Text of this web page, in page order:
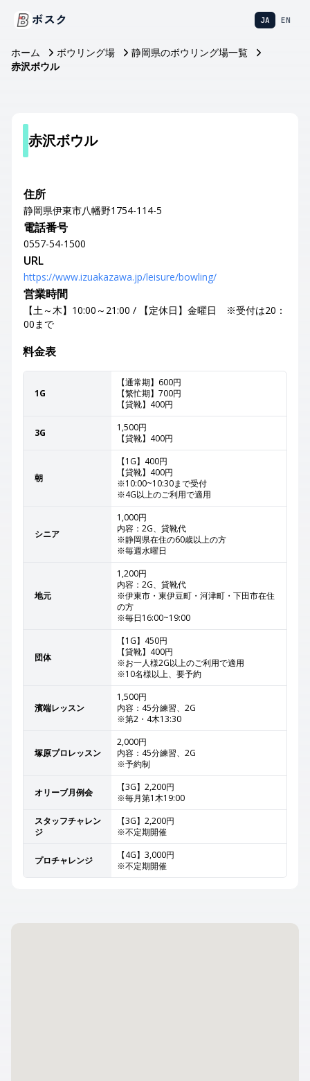
ボスク JA EN
ホーム ボウリング場
静岡県のボウリング場一覧
赤沢ボウル
赤沢ボウル
住所
静岡県伊東市八幡野1754-114-5
電話番号
0557-54-1500
URL
https://www.izuakazawa.jp/leisure/bowling/
営業時間
【土～木】10:00～21:00 / 【定休日】金曜日 ※受付は20：
00まで
料金表
1G
【通常期】600円
【繁忙期】700円
【貸靴】400円
3G
1,500円
【貸靴】400円
朝
【1G】400円
【貸靴】400円
※10:00~10:30まで受付
※4G以上のご利用で適用
シニア
1,000円
内容：2G、貸靴代
※静岡県在住の60歳以上の方
※毎週水曜日
地元
1,200円
内容：2G、貸靴代
※伊東市・東伊豆町・河津町・下田市在住
の方
※毎日16:00~19:00
団体
【1G】450円
【貸靴】400円
※お一人様2G以上のご利用で適用
※10名様以上、要予約
濱端レッスン
1,500円
内容：45分練習、2G
※第2・4木13:30
塚原プロレッスン
2,000円
内容：45分練習、2G
※予約制
オリーブ月例会
【3G】2,200円
※毎月第1木19:00
スタッフチャレン
ジ
【3G】2,200円
※不定期開催
プロチャレンジ
【4G】3,000円
※不定期開催